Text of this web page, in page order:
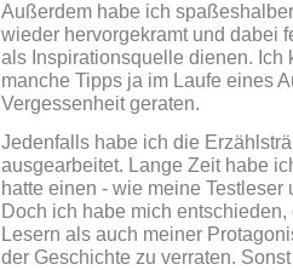
Außerdem habe ich
wieder hervorgekramt und dabei
als Inspirationsquelle dienen. Ich
manche Tipps ja im Laufe eines
Vergessenheit geraten.
Jedenfalls habe ich die
ausgearbeitet. Lange Zeit habe
hatte einen - wie meine
Doch ich habe mich
Lesern als auch meiner
der Geschichte zu verraten.